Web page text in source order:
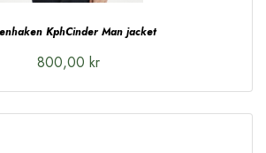
KphCinder Man jacket
800,00 kr